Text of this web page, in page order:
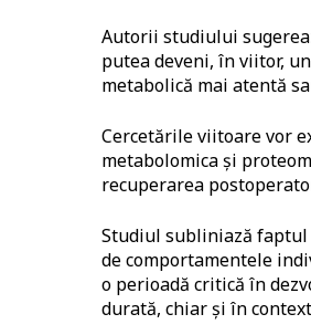
Autorii studiului
putea deveni, în viitor,
metabolică mai atentă
Cercetările viitoare vor
metabolomica și
recuperarea
Studiul subliniază faptul
de comportamentele
o perioadă critică în
durată, chiar și în